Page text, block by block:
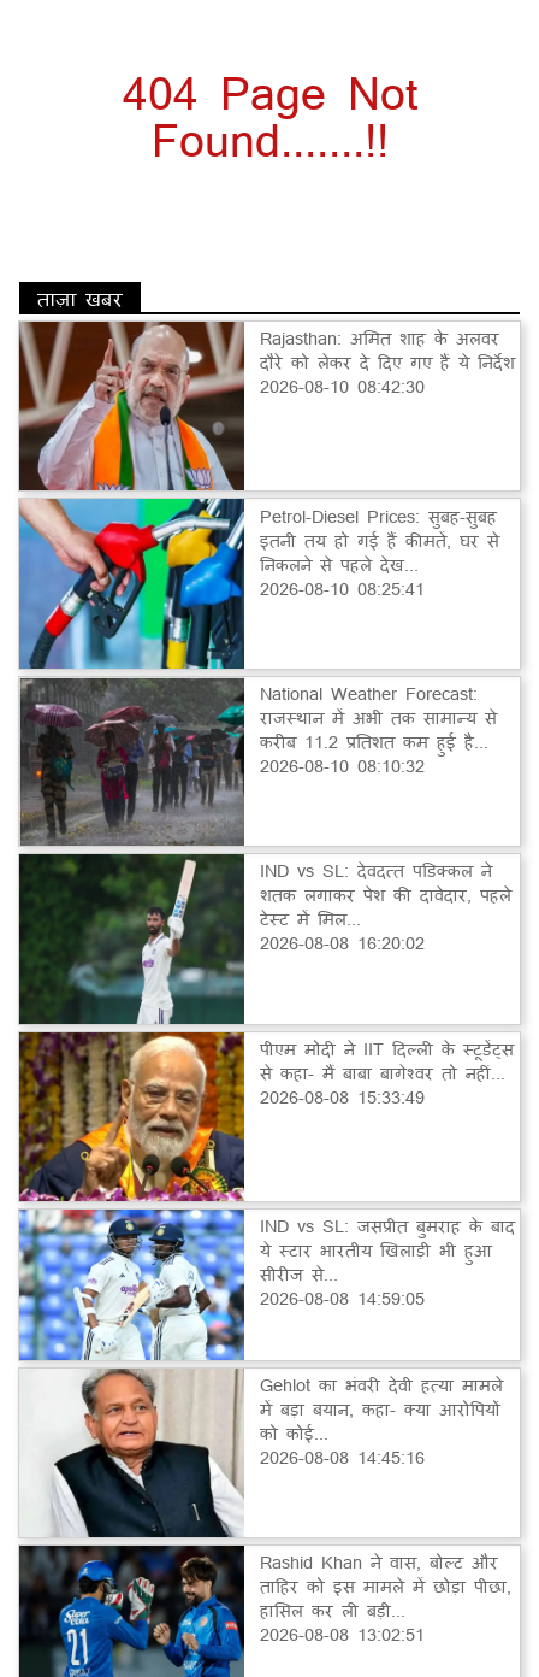
404 Page Not
Found.......!!
ताज़ा खबर
Rajasthan: अमित शाह के अलवर
दौरे को लेकर दे दिए गए हैं ये निर्देश
2026-08-10 08:42:30
Petrol-Diesel Prices: सुबह-सुबह
इतनी तय हो गई हैं कीमतें, घर से
निकलने से पहले देख...
2026-08-10 08:25:41
National Weather Forecast:
राजस्थान में अभी तक सामान्य से
करीब 11.2 प्रतिशत कम हुई है...
2026-08-10 08:10:32
IND vs SL: देवदत्त पडिक्कल ने
शतक लगाकर पेश की दावेदार, पहले
टेस्ट में मिल...
2026-08-08 16:20:02
पीएम मोदी ने IIT दिल्ली के स्टूडेंट्स
से कहा- मैं बाबा बागेश्वर तो नहीं...
2026-08-08 15:33:49
IND vs SL: जसप्रीत बुमराह के बाद
ये स्टार भारतीय खिलाड़ी भी हुआ
सीरीज से...
2026-08-08 14:59:05
Gehlot का भंवरी देवी हत्या मामले
में बड़ा बयान, कहा- क्या आरोपियों
को कोई...
2026-08-08 14:45:16
Rashid Khan ने वास, बोल्ट और
ताहिर को इस मामले में छोड़ा पीछा,
हासिल कर ली बड़ी...
2026-08-08 13:02:51